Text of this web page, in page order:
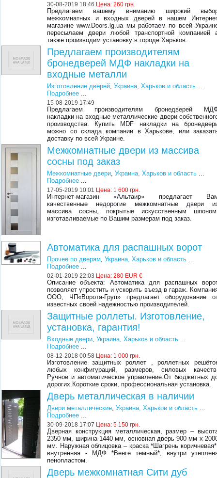
30-08-2019 18:46 Цена:260 грн.
Предлагаем вашему вниманию широкий
межкомнатных и входных дверей в нашем
магазине www.Doors.lg.ua мы работаем по всей
пересылаем двери любой транспортной компанией
также производим установку в городе Харьков.
Предлагаем производителям
бронедверей МДФ накладки на
входные металли
Изготовление дверей ,Украина, Харьков и область
Подробнее
15-08-2019 17:49
Предлагаем производителям бронедверей
накладки на входные металлические двери
производства. Купить MDF накладки на
можно со склада компании в Харькове, или
доставку по всей Украине.
Межкомнатные двери из массива
сосны под заказ
Межкомнатные двери ,Украина, Харьков и область
Подробнее
17-05-2019 10:01 Цена: 1 600 грн.
Интернет-магазин «Альтаир» предлагает
качественные недорогие межкомнатные двери
массива сосны, покрытые искусственным
изготавливаемые по Вашим размерам под заказ.
Автоматика для распашных ворот
Прочее по дверям,Украина, Харьков и область ...
Подробнее ...
02-01-2019 22:03 Цена:280 EUR €
Описание объекта: Автоматика для распашных
позволяет упростить и ускорить въезд в гараж.
ООО, ЧП«Ворота-Груп»​ предлагает оборудование
известных своей надежностью производителей.
Защитные роллеты. Изготовление,
установка, гарантия!
Входные двери,Украина, Харьков и область ...
Подробнее ...
08-12-2018 00:58 Цена: 1 000 грн.
Изготовление защитных роллет , роллетных
любых конфигураций, размеров, силовых
Ручное и автоматическое управление.От бюджетных
дорогих.Короткие сроки, профессиональная установка.
Дверь металлическая в наличии
Двери металлические,Украина, Харьков и область ...
Подробнее ...
30-09-2018 17:07 Цена:5 150 грн.
Дверная конструкция металлическая, размер –
2350 мм, ширина 1440 мм, основная дверь 900 мм х
мм. Наружная облицовка – краска *Шагрень
внутренняя - МДФ *Венге темный*, внутри
пенопластом.
Дверь межкомнатная Сити дуб